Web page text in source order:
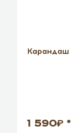
Карандаш
1 590 *